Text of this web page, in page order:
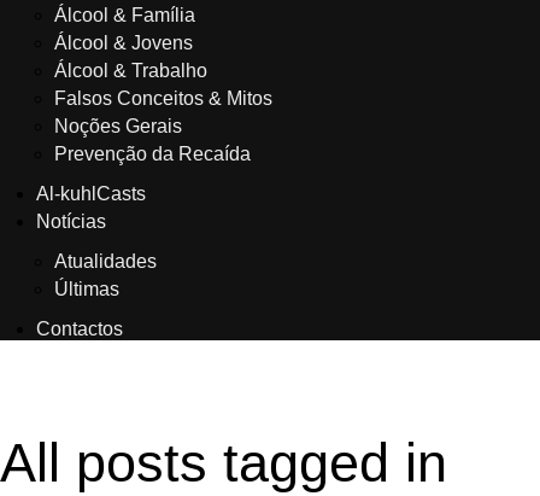
Álcool & Família
Álcool & Jovens
Álcool & Trabalho
Falsos Conceitos & Mitos
Noções Gerais
Prevenção da Recaída
Al-kuhlCasts
Notícias
Atualidades
Últimas
Contactos
All posts tagged in